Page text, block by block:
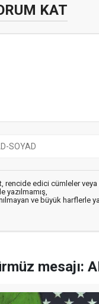
KAT
rencide edici cümleler veya
yazılmamış,
ve büyük harflerle
mesajı: